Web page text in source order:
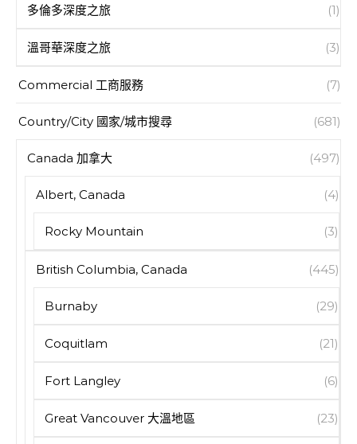
多倫多深度之旅 (1)
溫哥華深度之旅 (3)
Commercial 工商服務 (7)
Country/City 國家/城市搜尋 (681)
Canada 加拿大 (497)
Albert, Canada (4)
Rocky Mountain (3)
British Columbia, Canada (445)
Burnaby (29)
Coquitlam (21)
Fort Langley (6)
Great Vancouver 大溫地區 (23)